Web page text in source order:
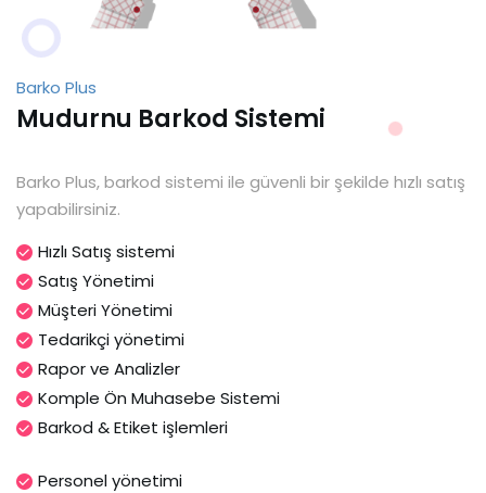
Barko Plus
Mudurnu Barkod Sistemi
Barko Plus, barkod sistemi ile güvenli bir şekilde hızlı satış
yapabilirsiniz.
Hızlı Satış sistemi
Satış Yönetimi
Müşteri Yönetimi
Tedarikçi yönetimi
Rapor ve Analizler
Komple Ön Muhasebe Sistemi
Barkod & Etiket işlemleri
Personel yönetimi